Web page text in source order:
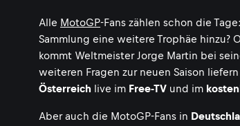
Alle MotoGP-Fans zählen schon die
Sammlung eine weitere Trophäe hinzu?
kommt Weltmeister Jorge Martin bei
weiteren Fragen zur neuen Saison
Österreich live im Free-TV und im
Aber auch die MotoGP-Fans in